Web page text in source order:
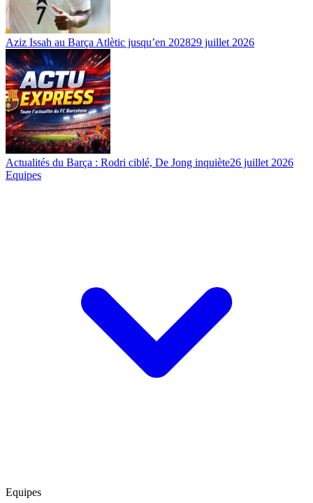
Aziz Issah au Barça Atlètic jusqu’en 202829 juillet 2026
Actualités du Barça : Rodri ciblé, De Jong inquiète26 juillet 2026
Equipes
Equipes